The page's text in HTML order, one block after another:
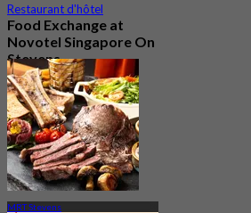
Restaurant d'hôtel
Food Exchange at
Novotel Singapore On
Stevens
3.0
207 Réservé
DeS$ 27.5
MRT Stevens